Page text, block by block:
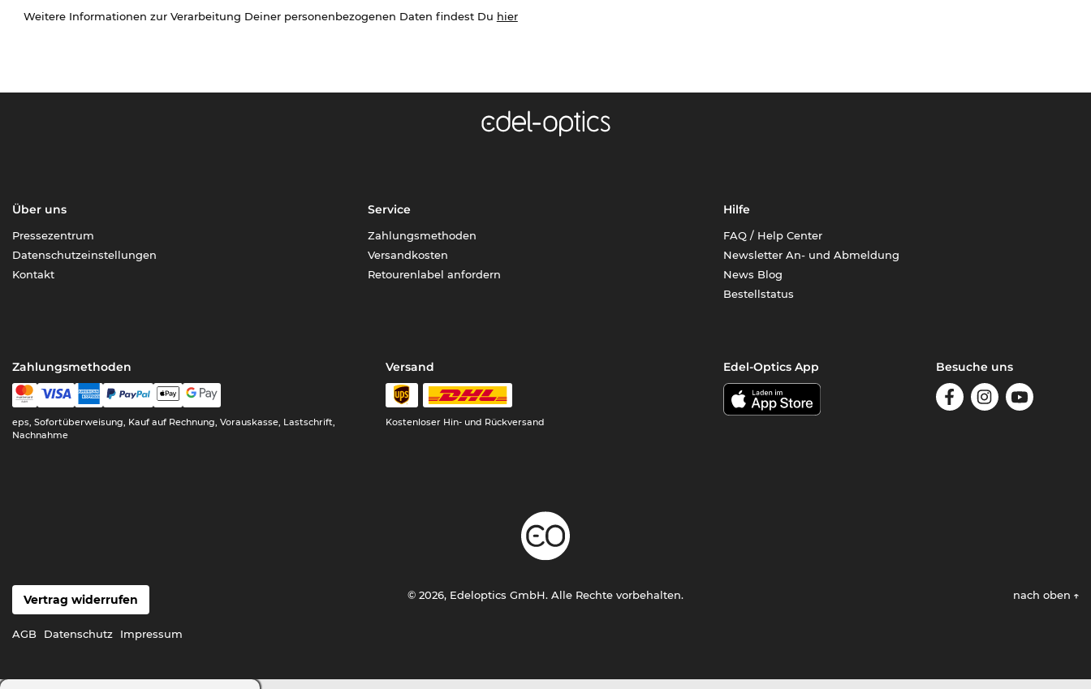
Weitere Informationen zur Verarbeitung Deiner personenbezogenen Daten findest Du hier
Über uns
Pressezentrum
Datenschutzeinstellungen
Kontakt
Service
Zahlungsmethoden
Versandkosten
Retourenlabel anfordern
Hilfe
FAQ / Help Center
Newsletter An- und Abmeldung
News Blog
Bestellstatus
Zahlungsmethoden
eps, Sofortüberweisung, Kauf auf Rechnung, Vorauskasse, Lastschrift,
Nachnahme
Versand
Kostenloser Hin- und Rückversand
Edel-Optics App Besuche uns
Vertrag widerrufen
AGB Datenschutz Impressum
© 2026, Edeloptics GmbH. Alle Rechte vorbehalten. nach oben